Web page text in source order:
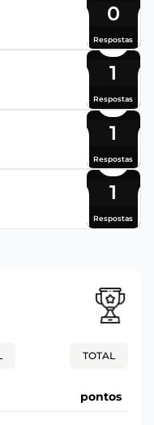
0
Respostas
1
Respostas
1
Respostas
1
Respostas
TOTAL
pontos